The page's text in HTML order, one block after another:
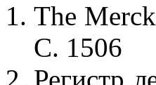
The
С. 1506